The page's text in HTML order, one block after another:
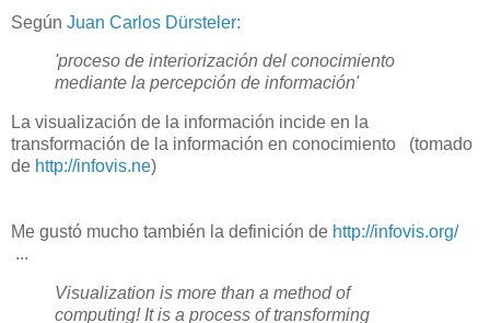
Según Juan Carlos Dürsteler:
'proceso de interiorización del conocimiento
mediante la percepción de información'
La visualización de la información incide en la
transformación de la información en conocimiento
(tomado
de http://infovis.ne)
Me gustó mucho también la definición de http://infovis.org/
...
Visualization is more than a method of
computing! It is a process of transforming